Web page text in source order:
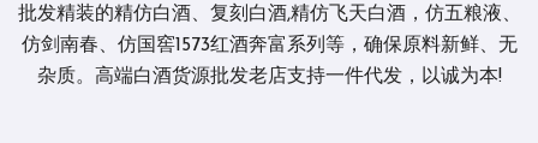
批发精装的精仿白酒、复刻白酒,精仿飞天白酒，仿五粮液、
仿剑南春、仿国窖1573红酒奔富系列等，确保原料新鲜、无
杂质。高端白酒货源批发老店支持一件代发，以诚为本!